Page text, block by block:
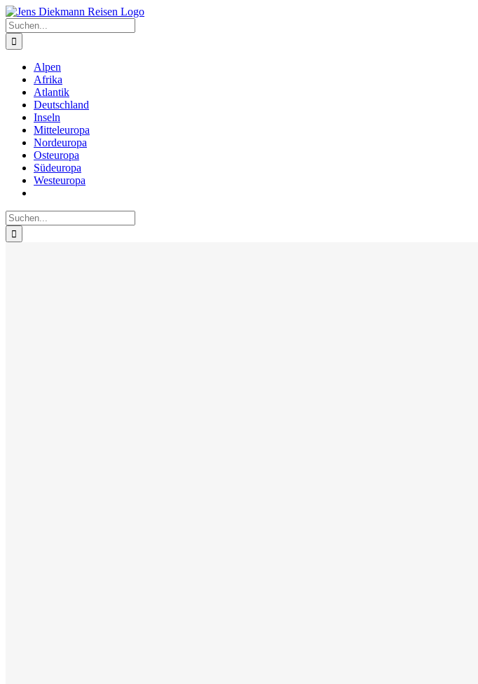
Zum
Inhalt
springen
Suche
nach:
Alpen
Afrika
Atlantik
Deutschland
Inseln
Mitteleuropa
Nordeuropa
Osteuropa
Südeuropa
Westeuropa
Suche
nach: